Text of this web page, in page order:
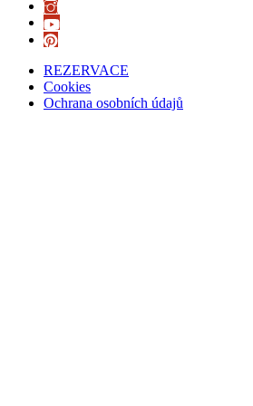
REZERVACE
Cookies
Ochrana osobních údajů